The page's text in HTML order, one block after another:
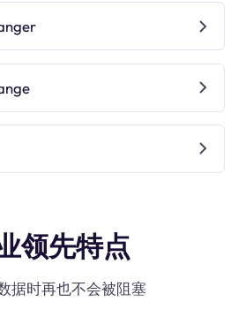
领先特点
据时再也不会被阻塞